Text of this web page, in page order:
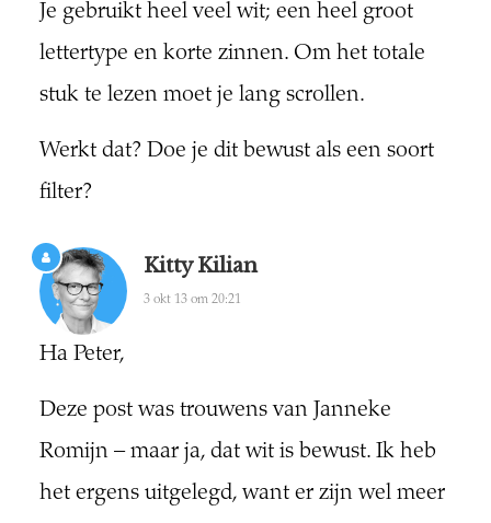
Je gebruikt heel veel wit; een heel groot
lettertype en korte zinnen. Om het totale
stuk te lezen moet je lang scrollen.
Werkt dat? Doe je dit bewust als een soort
filter?
Kitty Kilian
3 okt 13 om 20:21
Ha Peter,
Deze post was trouwens van Janneke
Romijn – maar ja, dat wit is bewust. Ik heb
het ergens uitgelegd, want er zijn wel meer